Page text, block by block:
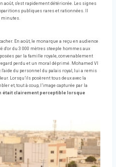
août, s'est rapidement détériorée. Les signes
publiques rares et rationnées. Il
minutes.
En août, le monarque a reçu en audience
d'or du 3 000 mètres steeple hommes aux
par la famille royale, convenablement
perdu et un moral déprimé. Mohamed VI
l'aide du personnel du palais royal, lui a remis
Lorsqu’ils posèrent tous deux avec la
et, tout à coup, l’image capturée par la
était clairement perceptible lorsque